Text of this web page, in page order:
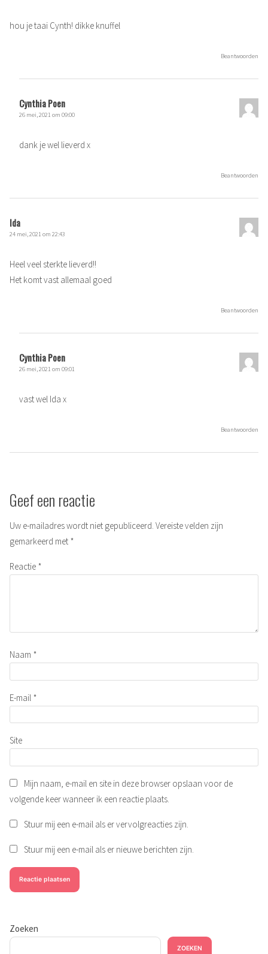
hou je taai Cynth! dikke knuffel
Beantwoorden
Cynthia Poen
26 mei, 2021 om 09:00
dank je wel lieverd x
Beantwoorden
Ida
24 mei, 2021 om 22:43
Heel veel sterkte lieverd!!
Het komt vast allemaal goed
Beantwoorden
Cynthia Poen
26 mei, 2021 om 09:01
vast wel Ida x
Beantwoorden
Geef een reactie
Uw e-mailadres wordt niet gepubliceerd. Vereiste velden zijn
gemarkeerd met *
Reactie *
Naam *
E-mail *
Site
Mijn naam, e-mail en site in deze browser opslaan voor de
volgende keer wanneer ik een reactie plaats.
Stuur mij een e-mail als er vervolgreacties zijn.
Stuur mij een e-mail als er nieuwe berichten zijn.
Zoeken
ZOEKEN